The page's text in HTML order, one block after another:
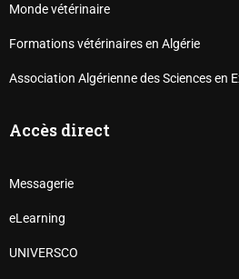
Monde vétérinaire
Formations vétérinaires en Algérie
Association Algérienne des Sciences en
Accès direct
Messagerie
eLearning
UNIVERSCO